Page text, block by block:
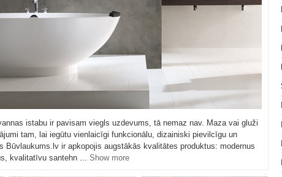
istabu ir pavisam viegls uzdevums, tā nemaz nav. Maza vai gluži
tam, lai iegūtu vienlaicīgi funkcionālu, dizainiski pievilcīgu un
Būvlaukums.lv ir apkopojis augstākās kvalitātes produktus: modernus
kvalitatīvu santehn ... Show more